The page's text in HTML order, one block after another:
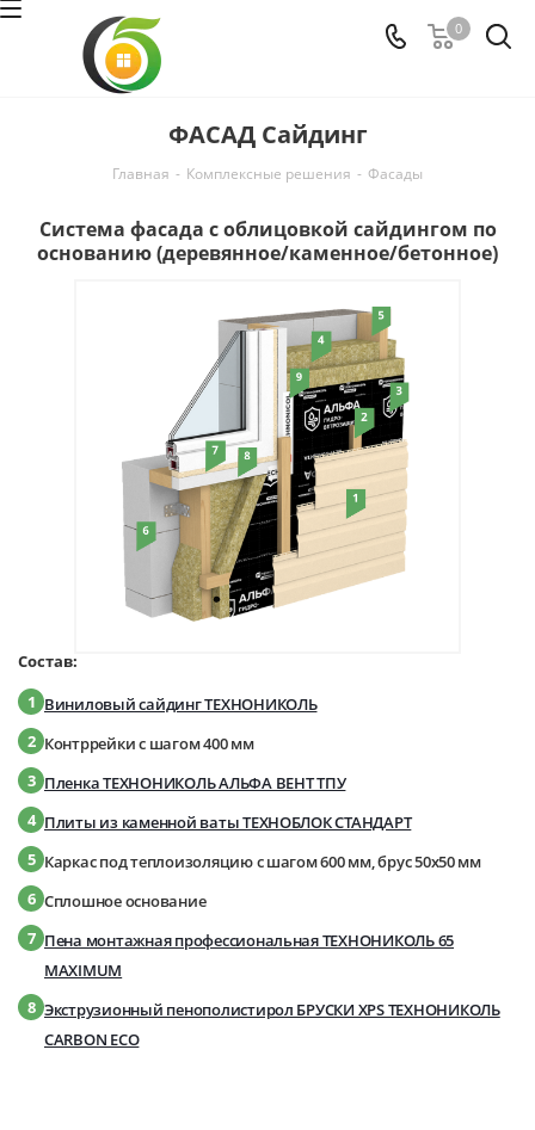
0
ФАСАД Сайдинг
Главная - Комплексные решения - Фасaды
Система фасада с облицовкой сайдингом по
основанию (деревянное/каменное/бетонное)
Состав:
1 Виниловый сайдинг ТЕХНОНИКОЛЬ
2 Контррейки с шагом 400 мм
3 Пленка ТЕХНОНИКОЛЬ АЛЬФА ВЕНТ ТПУ
4 Плиты из каменной ваты ТЕХНОБЛОК СТАНДАРТ
5 Каркас под теплоизоляцию с шагом 600 мм, брус 50х50 мм
6 Сплошное основание
7 Пена монтажная профессиональная ТЕХНОНИКОЛЬ 65
MAXIMUM
8 Экструзионный пенополистирол БРУСКИ XPS ТЕХНОНИКОЛЬ
CARBON ECO